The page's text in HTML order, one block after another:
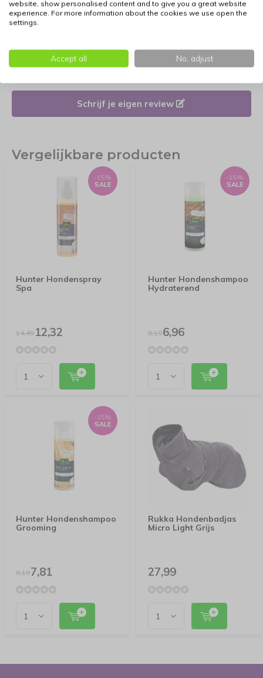
Inhoud: 200 ml.
Reviews
Er zijn nog geen reviews geschreven over dit product.
Schrijf je eigen review
Vergelijkbare producten
Hunter Hondenspray
Spa
-15%
SALE
14,4912,32
Hunter Hondenshampoo
Hydraterend
-15%
SALE
8,196,96
Hunter Hondenshampoo
Grooming
-15%
SALE
9,197,81
Rukka Hondenbadjas
Micro Light Grijs
27,99
website, show personalised content and to give you a great website
experience. For more information about the cookies we use open the
settings.
Accept all No, adjust